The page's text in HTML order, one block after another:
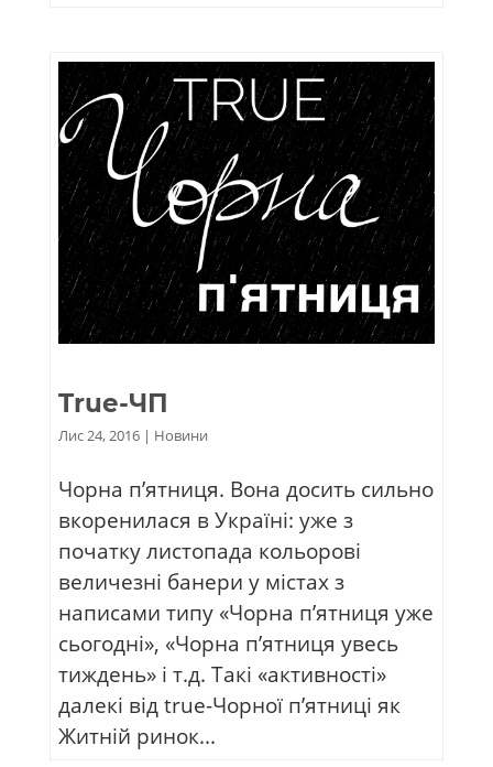
True-ЧП
Лис 24, 2016| Новини
Чорна п’ятниця. Вона досить сильно
вкоренилася в Україні: уже з
початку листопада кольорові
величезні банери у містах з
написами типу «Чорна п’ятниця уже
сьогодні», «Чорна п’ятниця увесь
тиждень» і т.д. Такі «активності»
далекі від true-Чорної п’ятниці як
Житній ринок...